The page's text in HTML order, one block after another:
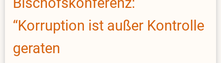
under
fire
“Korruption ist außer Kontrolle
geraten